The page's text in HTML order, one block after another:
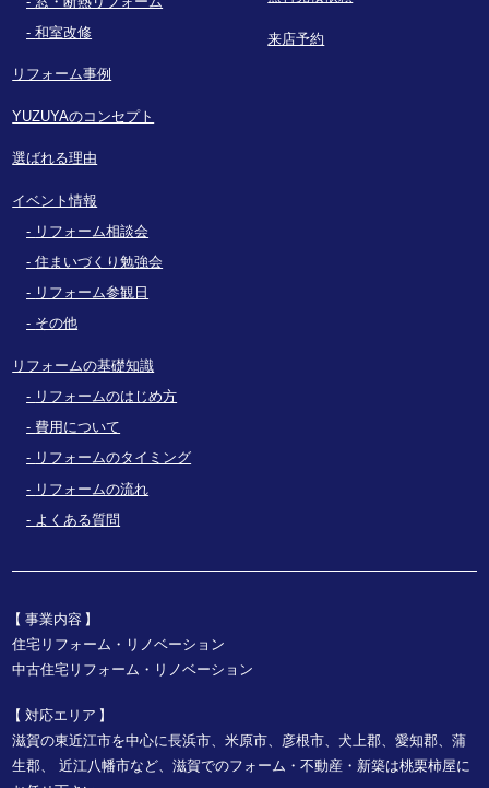
和室改修
リフォーム事例
YUZUYAのコンセプト
選ばれる理由
イベント情報
リフォーム相談会
住まいづくり勉強会
リフォーム参観日
その他
リフォームの基礎知識
リフォームのはじめ方
費用について
リフォームのタイミング
リフォームの流れ
よくある質問
来店予約
事業内容
住宅リフォーム・リノベーション
中古住宅リフォーム・リノベーション
対応エリア
滋賀の東近江市を中心に長浜市、米原市、彦根市、犬上郡、愛知郡、蒲
生郡、
近江八幡市など、滋賀でのフォーム・不動産・新築は桃栗柿屋に